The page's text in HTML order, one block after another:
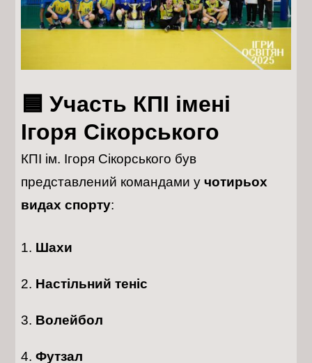
🟦 Участь КПІ імені
Ігоря Сікорського
КПІ ім. Ігоря Сікорського був
представлений командами учотирьох
видах спорту:
Шахи
Настільний теніс
Волейбол
Футзал